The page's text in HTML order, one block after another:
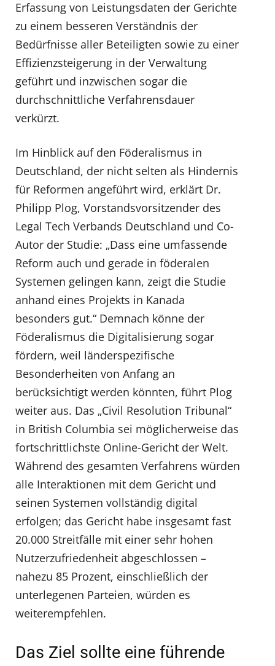
Erfassung von Leistungsdaten der Gerichte
zu einem besseren Verständnis der
Bedürfnisse aller Beteiligten sowie zu einer
Effizienzsteigerung in der Verwaltung
geführt und inzwischen sogar die
durchschnittliche Verfahrensdauer
verkürzt.
Im Hinblick auf den Föderalismus in
Deutschland, der nicht selten als Hindernis
für Reformen angeführt wird, erklärt Dr.
Philipp Plog, Vorstandsvorsitzender des
Legal Tech Verbands Deutschland und Co-
Autor der Studie: „Dass eine umfassende
Reform auch und gerade in föderalen
Systemen gelingen kann, zeigt die Studie
anhand eines Projekts in Kanada
besonders gut.“ Demnach könne der
Föderalismus die Digitalisierung sogar
fördern, weil länderspezifische
Besonderheiten von Anfang an
berücksichtigt werden könnten, führt Plog
weiter aus. Das „Civil Resolution Tribunal“
in British Columbia sei möglicherweise das
fortschrittlichste Online-Gericht der Welt.
Während des gesamten Verfahrens würden
alle Interaktionen mit dem Gericht und
seinen Systemen vollständig digital
erfolgen; das Gericht habe insgesamt fast
20.000 Streitfälle mit einer sehr hohen
Nutzerzufriedenheit abgeschlossen –
nahezu 85 Prozent, einschließlich der
unterlegenen Parteien, würden es
weiterempfehlen.
Das Ziel sollte eine führende